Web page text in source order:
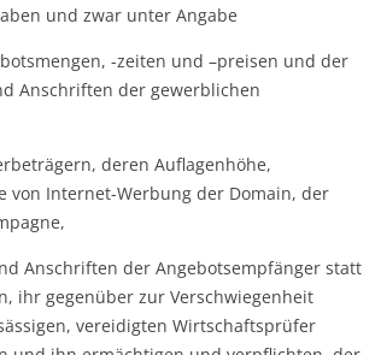
und zwar unter Angabe
-zeiten und –preisen und der
Anschriften der gewerblichen
deren Auflagenhöhe,
von Internet-Werbung der Domain, der
Anschriften der Angebotsempfänger statt
ihr gegenüber zur Verschwiegenheit
vereidigten Wirtschaftsprüfer